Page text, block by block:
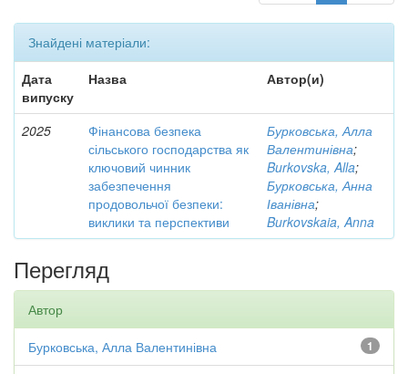
Знайдені матеріали:
Дата
випуску
Назва Автор(и)
2025
Фінансова безпека
сільського господарства як
ключовий чинник
забезпечення
продовольчої безпеки:
виклики та перспективи
Бурковська, Алла
Валентинівна;
Burkovska, Alla;
Бурковська, Анна
Іванівна;
Burkovskaia, Anna
Перегляд
Автор
1
Бурковська, Алла Валентинівна